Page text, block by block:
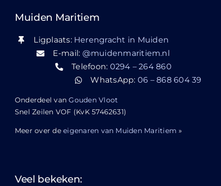
Muiden Maritiem
Ligplaats: Herengracht in Muiden
E-mail: @muidenmaritiem.nl
Telefoon: 0294 – 264 860
WhatsApp: 06 – 868 604 39
Onderdeel vanGouden Vloot
Snel Zeilen VOF (KvK 57462631)
Meer over deeigenaren van Muiden Maritiem »
Veel bekeken: